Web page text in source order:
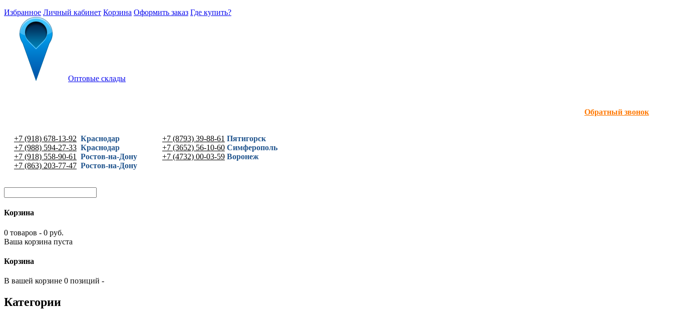
Избранное Личный кабинет Корзина Оформить заказ Где купить?
Оптовые склады
Обратный звонок
+7 (918) 678-13-92 Краснодар
+7 (988) 594-27-33 Краснодар
+7 (918) 558-90-61
Ростов-на-Дону
+7 (863) 203-77-47 Ростов-на-Дону
+7 (8793) 39-88-61 Пятигорск
+7 (3652) 56-10-60 Симферополь
+7 (4732) 00-03-59 Воронеж
Корзина
0 товаров - 0 руб.
Ваша корзина пуста
Корзина
В вашей корзине 0 позиций -
Категории